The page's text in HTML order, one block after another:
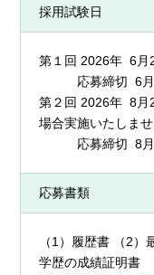
採用試験日
第１回 2026年 6月
応募締切 6月 8
第２回 2026年 8月
場合実施いたしませ
応募締切 8月 3
応募書類
（1）履歴書 （2
学歴の成績証明書